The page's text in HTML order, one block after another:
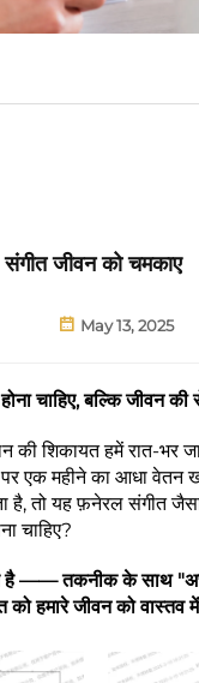
संगीत जीवन को चमकाए
May 13, 2025
चाहिए, बल्कि जीवन की
की शिकायत हमें रात-भर
एक महीने का आधा वेतन
तो यह फ़नेरल संगीत
चाहिए?
है —— तकनीक के साथ
को हमारे जीवन को वास्तव